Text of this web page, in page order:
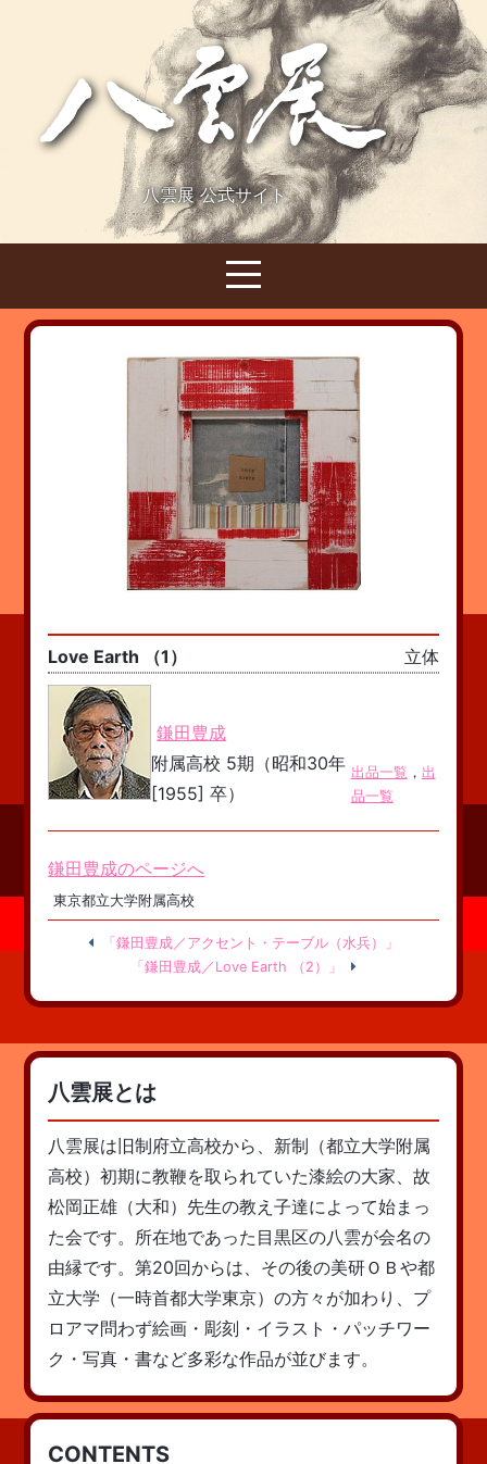
八雲展 公式サイト
Love Earth （1） 立体
鎌田豊成
附属高校 5期（昭和30年
[1955] 卒）
出品一覧 ， 出
品一覧
鎌田豊成のページへ
東京都立大学附属高校
「鎌田豊成／アクセント・テーブル（水兵）」
「鎌田豊成／Love Earth （2）」
八雲展とは
八雲展は旧制府立高校から、新制（都立大学附属
高校）初期に教鞭を取られていた漆絵の大家、故
松岡正雄（大和）先生の教え子達によって始まっ
た会です。所在地であった目黒区の八雲が会名の
由縁です。第20回からは、その後の美研ＯＢや都
立大学（一時首都大学東京）の方々が加わり、プ
ロアマ問わず絵画・彫刻・イラスト・パッチワー
ク・写真・書など多彩な作品が並びます。
CONTENTS